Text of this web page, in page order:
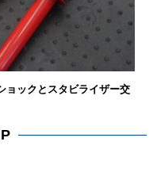
ョックとスタビライザー交